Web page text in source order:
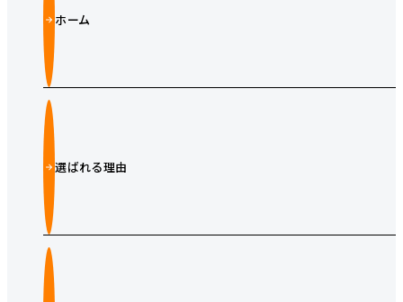
ホーム
選ばれる理由